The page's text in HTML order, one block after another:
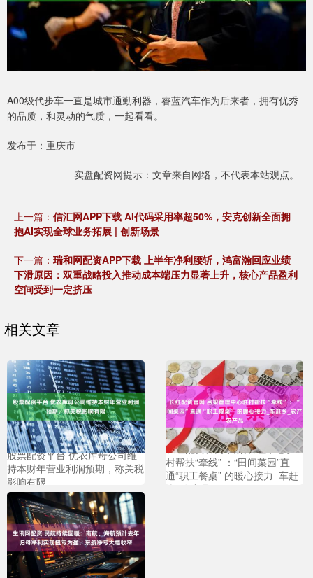
A00级代步车一直是城市通勤利器，睿蓝汽车作为后来者，拥有优秀
的品质，和灵动的气质，一起看看。
发布于：重庆市
实盘配资网提示：文章来自网络，不代表本站观点。
上一篇： 信汇网APP下载 AI代码采用率超50%，安克创新全面拥
抱AI实现全球业务拓展 | 创新场景
下一篇： 瑞和网配资APP下载 上半年净利腰斩，鸿富瀚回应业绩
下滑原因：双重战略投入推动成本端压力显著上升，核心产品盈利
空间受到一定挤压
相关文章
股票配资平台 优衣库母公司维
持本财年营业利润预期，称关税
影响有限
长红配资官网 吕梁管理中心驻
村帮扶“牵线” ：“田间菜园”直
通“职工餐桌” 的暖心接力_车赶
乡_农产品